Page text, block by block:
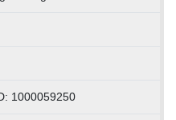
1000059250